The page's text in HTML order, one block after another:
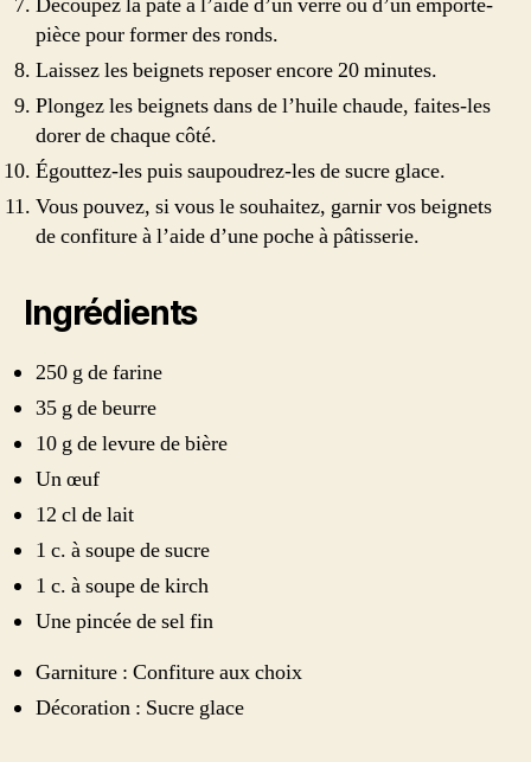
pièce pour former des ronds.
Laissez les beignets reposer encore 20 minutes.
Plongez les beignets dans de l’huile chaude, faites-les
dorer de chaque côté.
Égouttez-les puis saupoudrez-les de sucre glace.
Vous pouvez, si vous le souhaitez, garnir vos beignets
de confiture à l’aide d’une poche à pâtisserie.
Ingrédients
250 g de farine
35 g de beurre
10 g de levure de bière
Un œuf
12 cl de lait
1 c. à soupe de sucre
1 c. à soupe de kirch
Une pincée de sel fin
Garniture : Confiture aux choix
Décoration : Sucre glace